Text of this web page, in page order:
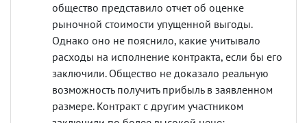
общество представило отчет об оценке
рыночной стоимости упущенной выгоды.
Однако оно не пояснило, какие учитывало
расходы на исполнение контракта, если бы его
заключили. Общество не доказало реальную
возможность получить прибыль в заявленном
размере. Контракт с другим участником